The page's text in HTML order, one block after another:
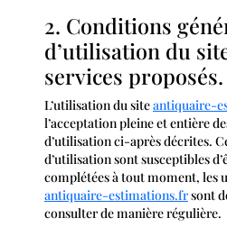
2. Conditions
d’utilisation du
services proposés.
L’utilisation du siteantiquaire-
l’acceptation pleine et entière
d’utilisation ci-après décrites.
d’utilisation sont susceptibles
complétées à tout moment, les
antiquaire-estimations.frsont
consulter de manière régulière.